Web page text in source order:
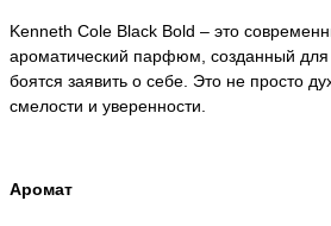
Kenneth Cole Black Bold – это
ароматический парфюм, созданный
боятся заявить о себе. Это не просто
смелости и уверенности.
Аромат